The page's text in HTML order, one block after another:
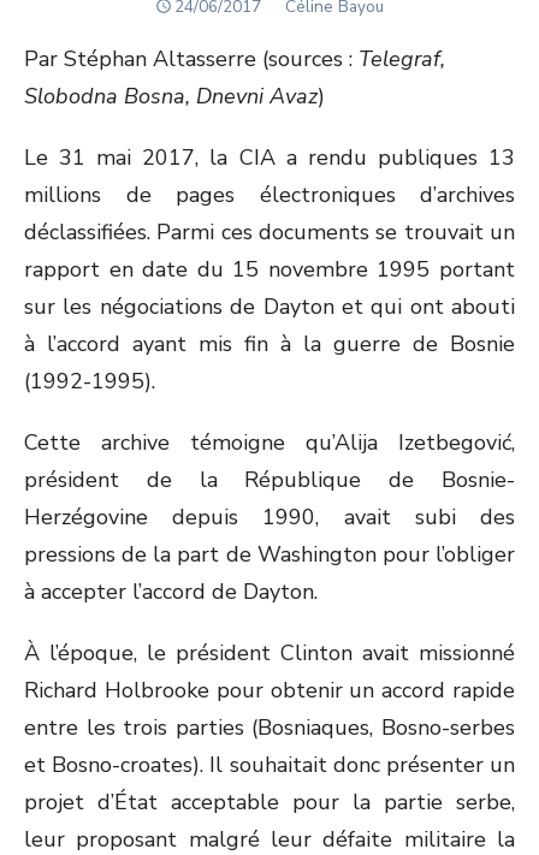
POSTED
24/06/2017 Author
Céline Bayou
Par Stéphan Altasserre (sources : Telegraf,
Slobodna Bosna, Dnevni Avaz)
Le 31 mai 2017, la CIA a rendu publiques 13
millions de pages électroniques d’archives
déclassifiées. Parmi ces documents se trouvait un
rapport en date du 15 novembre 1995 portant
sur les négociations de Dayton et qui ont abouti
à l’accord ayant mis fin à la guerre de Bosnie
(1992-1995).
Cette archive témoigne qu’Alija Izetbegović,
président de la République de Bosnie-
Herzégovine depuis 1990, avait subi des
pressions de la part de Washington pour l’obliger
à accepter l’accord de Dayton.
À l’époque, le président Clinton avait missionné
Richard Holbrooke pour obtenir un accord rapide
entre les trois parties (Bosniaques, Bosno-serbes
et Bosno-croates). Il souhaitait donc présenter un
projet d’État acceptable pour la partie serbe,
leur proposant malgré leur défaite militaire la